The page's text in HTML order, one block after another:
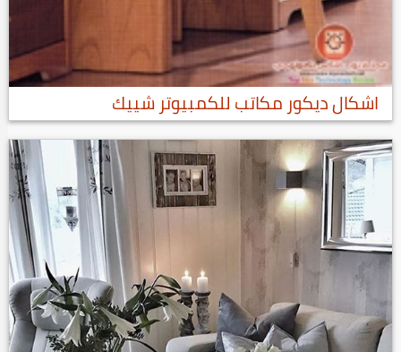
اشكال ديكور مكاتب للكمبيوتر شييك